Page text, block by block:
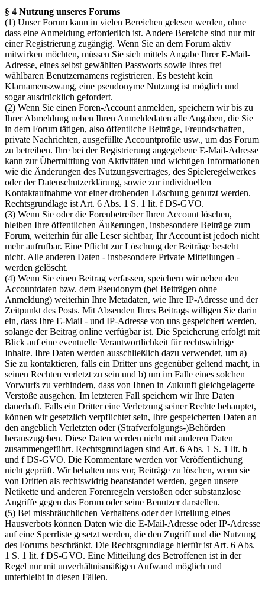
§ 4 Nutzung unseres Forums
(1) Unser Forum kann in vielen Bereichen gelesen werden, ohne
dass eine Anmeldung erforderlich ist. Andere Bereiche sind nur mit
einer Registrierung zugängig. Wenn Sie an dem Forum aktiv
mitwirken möchten, müssen Sie sich mittels Angabe Ihrer E-Mail-
Adresse, eines selbst gewählten Passworts sowie Ihres frei
wählbaren Benutzernamens registrieren. Es besteht kein
Klarnamenszwang, eine pseudonyme Nutzung ist möglich und
sogar ausdrücklich gefordert.
(2) Wenn Sie einen Foren-Account anmelden, speichern wir bis zu
Ihrer Abmeldung neben Ihren Anmeldedaten alle Angaben, die Sie
in dem Forum tätigen, also öffentliche Beiträge, Freundschaften,
private Nachrichten, ausgefüllte Accountprofile usw., um das Forum
zu betreiben. Ihre bei der Registrierung angegebene E-Mail-Adresse
kann zur Übermittlung von Aktivitäten und wichtigen Informationen
wie die Änderungen des Nutzungsvertrages, des Spieleregelwerkes
oder der Datenschutzerklärung, sowie zur individuellen
Kontaktaufnahme vor einer drohenden Löschung genutzt werden.
Rechtsgrundlage ist Art. 6 Abs. 1 S. 1 lit. f DS-GVO.
(3) Wenn Sie oder die Forenbetreiber Ihren Account löschen,
bleiben Ihre öffentlichen Äußerungen, insbesondere Beiträge zum
Forum, weiterhin für alle Leser sichtbar, Ihr Account ist jedoch nicht
mehr aufrufbar. Eine Pflicht zur Löschung der Beiträge besteht
nicht. Alle anderen Daten - insbesondere Private Mitteilungen -
werden gelöscht.
(4) Wenn Sie einen Beitrag verfassen, speichern wir neben den
Accountdaten bzw. dem Pseudonym (bei Beiträgen ohne
Anmeldung) weiterhin Ihre Metadaten, wie Ihre IP-Adresse und der
Zeitpunkt des Posts. Mit Absenden Ihres Beitrags willigen Sie darin
ein, dass Ihre E-Mail - und IP-Adresse von uns gespeichert werden,
solange der Beitrag online verfügbar ist. Die Speicherung erfolgt mit
Blick auf eine eventuelle Verantwortlichkeit für rechtswidrige
Inhalte. Ihre Daten werden ausschließlich dazu verwendet, um a)
Sie zu kontaktieren, falls ein Dritter uns gegenüber geltend macht, in
seinen Rechten verletzt zu sein und b) um im Falle eines solchen
Vorwurfs zu verhindern, dass von Ihnen in Zukunft gleichgelagerte
Verstöße ausgehen. Im letzteren Fall speichern wir Ihre Daten
dauerhaft. Falls ein Dritter eine Verletzung seiner Rechte behauptet,
können wir gesetzlich verpflichtet sein, Ihre gespeicherten Daten an
den angeblich Verletzten oder (Strafverfolgungs-)Behörden
herauszugeben. Diese Daten werden nicht mit anderen Daten
zusammengeführt. Rechtsgrundlagen sind Art. 6 Abs. 1 S. 1 lit. b
und f DS-GVO. Die Kommentare werden vor Veröffentlichung
nicht geprüft. Wir behalten uns vor, Beiträge zu löschen, wenn sie
von Dritten als rechtswidrig beanstandet werden, gegen unsere
Netikette und anderen Forenregeln verstoßen oder substanzlose
Angriffe gegen das Forum oder seine Benutzer darstellen.
(5) Bei missbräuchlichen Verhaltens oder der Erteilung eines
Hausverbots können Daten wie die E-Mail-Adresse oder IP-Adresse
auf eine Sperrliste gesetzt werden, die den Zugriff und die Nutzung
des Forums beschränkt. Die Rechtsgrundlage hierfür ist Art. 6 Abs.
1 S. 1 lit. f DS-GVO. Eine Mitteilung des Betroffenen ist in der
Regel nur mit unverhältnismäßigen Aufwand möglich und
unterbleibt in diesen Fällen.